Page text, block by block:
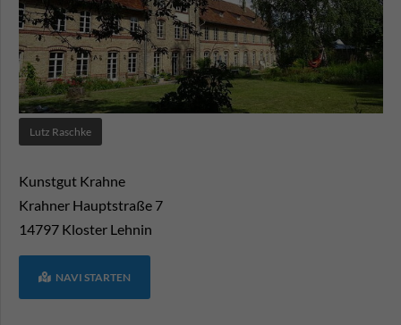
Lutz Raschke
Kunstgut Krahne
Krahner Hauptstraße 7
14797 Kloster Lehnin
NAVI STARTEN